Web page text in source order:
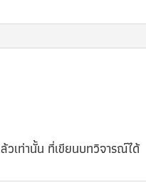
วเท่านั้น ที่เขียนบทวิจารณ์ได้